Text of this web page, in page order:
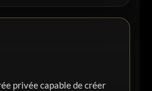
privée capable de créer